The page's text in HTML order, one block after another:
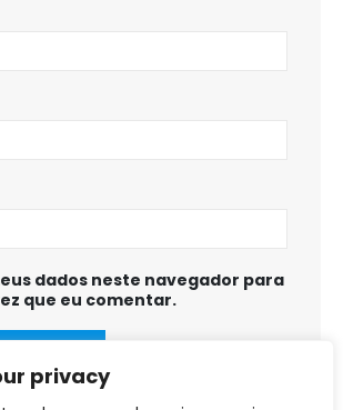
privacy
dados neste navegador para
que eu comentar.